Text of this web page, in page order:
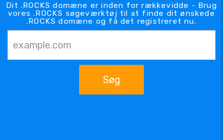
Dit .ROCKS domæne er inden for rækkevidde - Brug
vores .ROCKS søgeværktøj til at finde dit ønskede
.ROCKS domæne og få det registreret nu.
Søg